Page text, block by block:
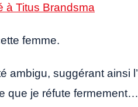
à Titus Brandsma
femme.
ambigu, suggérant ainsi
que je réfute